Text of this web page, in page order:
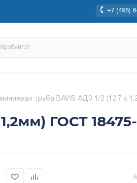
+7 (495)
труба BAVIS АД0 1/2 (12,7 х
ГОСТ